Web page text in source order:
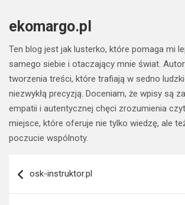
ekomargo.pl
Ten blog jest jak lusterko, które pomaga mi
samego siebie i otaczający mnie świat.
tworzenia treści, które trafiają w sedno
niezwykłą precyzją. Doceniam, że wpisy są
empatii i autentycznej chęci zrozumienia
miejsce, które oferuje nie tylko wiedzę, ale
poczucie wspólnoty.
wpisu
osk-instruktor.pl